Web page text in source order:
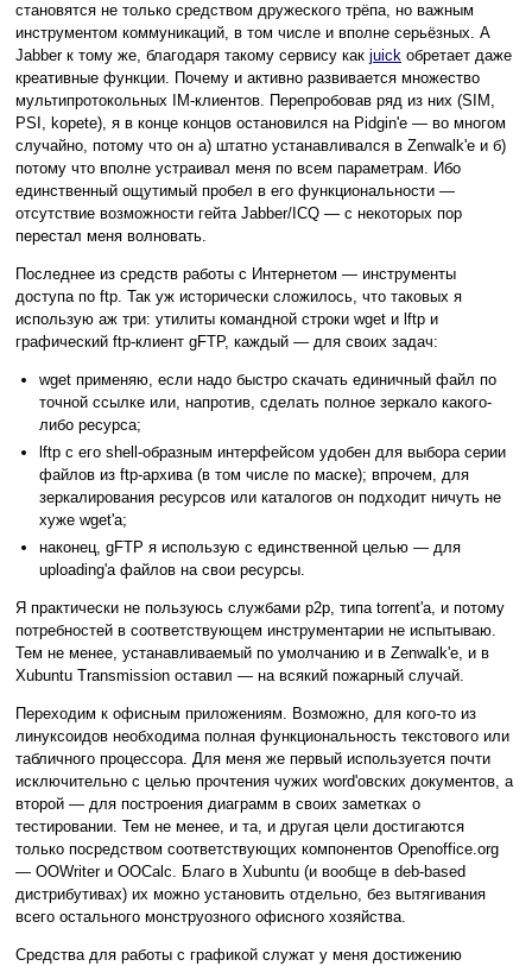
становятся не только средством дружеского трёпа, но важным
инструментом коммуникаций, в том числе и вполне серьёзных. А
Jabber к тому же, благодаря такому сервису как juick обретает даже
креативные функции. Почему и активно развивается множество
мультипротокольных IM-клиентов. Перепробовав ряд из них (SIM,
PSI, kopete), я в конце концов остановился на Pidgin'е — во многом
случайно, потому что он а) штатно устанавливался в Zenwalk'е и б)
потому что вполне устраивал меня по всем параметрам. Ибо
единственный ощутимый пробел в его функциональности —
отсутствие возможности гейта Jabber/ICQ — с некоторых пор
перестал меня волновать.
Последнее из средств работы с Интернетом — инструменты
доступа по ftp. Так уж исторически сложилось, что таковых я
использую аж три: утилиты командной строки wget и lftp и
графический ftp-клиент gFTP, каждый — для своих задач:
wget применяю, если надо быстро скачать единичный файл по
точной ссылке или, напротив, сделать полное зеркало какого-
либо ресурса;
lftp с его shell-образным интерфейсом удобен для выбора серии
файлов из ftp-архива (в том числе по маске); впрочем, для
зеркалирования ресурсов или каталогов он подходит ничуть не
хуже wget'а;
наконец, gFTP я использую с единственной целью — для
uploading'а файлов на свои ресурсы.
Я практически не пользуюсь службами p2p, типа torrent'а, и потому
потребностей в соответствующем инструментарии не испытываю.
Тем не менее, устанавливаемый по умолчанию и в Zenwalk'е, и в
Xubuntu Transmission оставил — на всякий пожарный случай.
Переходим к офисным приложениям. Возможно, для кого-то из
линуксоидов необходима полная функциональность текстового или
табличного процессора. Для меня же первый используется почти
исключительно с целью прочтения чужих word'овских документов, а
второй — для построения диаграмм в своих заметках о
тестировании. Тем не менее, и та, и другая цели достигаются
только посредством соответствующих компонентов Openoffice.org
— OOWriter и OOCalc. Благо в Xubuntu (и вообще в deb-based
дистрибутивах) их можно установить отдельно, без вытягивания
всего остального монструозного офисного хозяйства.
Средства для работы с графикой служат у меня достижению